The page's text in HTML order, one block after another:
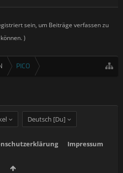
sein, um Beiträge verfassen zu
können. )
PICO
Deutsch [Du]
Impressum